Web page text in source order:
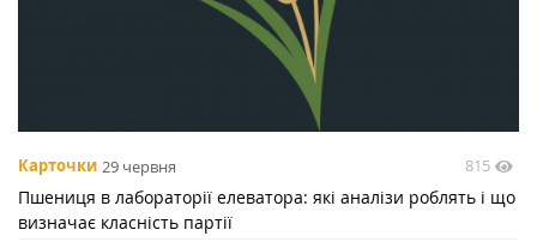
Карточки 29 червня 815
Пшениця в лабораторії елеватора: які аналізи роблять і що
визначає класність партії